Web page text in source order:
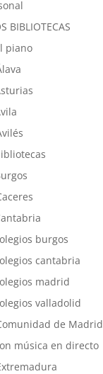
BIBLIOTECAS
piano
burgos
cantabria
madrid
valladolid
de Madrid
música en directo